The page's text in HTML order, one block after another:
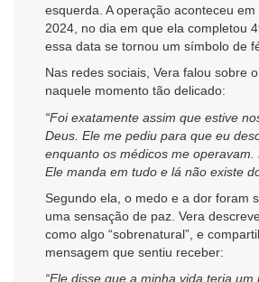
esquerda. A operação aconteceu
2024, no dia em que ela completou
essa data se tornou um símbolo de
Nas redes sociais, Vera falou sobre
naquele momento tão delicado:
“Foi exatamente assim que estive
Deus. Ele me pediu para que eu
enquanto os médicos me operavam.
Ele manda em tudo e lá não existe
Segundo ela, o medo e a dor foram
uma sensação de paz. Vera
como algo “sobrenatural”, e
mensagem que sentiu receber:
“Ele disse que a minha vida teria